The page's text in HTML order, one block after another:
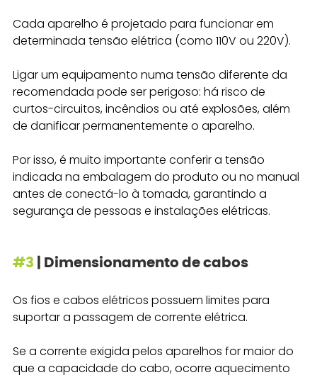
Cada aparelho é projetado para funcionar em
determinada tensão elétrica (como 110V ou 220V).
Ligar um equipamento numa tensão diferente da
recomendada pode ser perigoso: há risco de
curtos-circuitos, incêndios ou até explosões, além
de danificar permanentemente o aparelho.
Por isso, é muito importante conferir a tensão
indicada na embalagem do produto ou no manual
antes de conectá-lo à tomada, garantindo a
segurança de pessoas e instalações elétricas.
#3 | Dimensionamento de cabos
Os fios e cabos elétricos possuem limites para
suportar a passagem de corrente elétrica.
Se a corrente exigida pelos aparelhos for maior do
que a capacidade do cabo, ocorre aquecimento